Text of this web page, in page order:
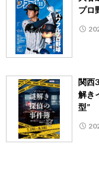
プロ
関西
解き
型”